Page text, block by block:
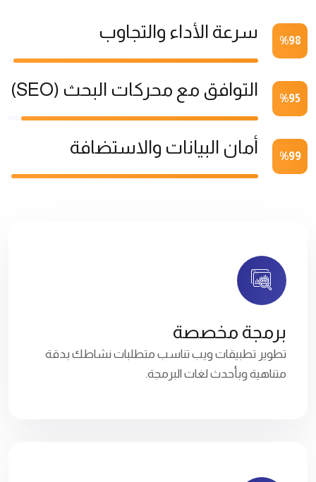
98
% سرعة الأداء والتجاوب
95
% التوافق مع محركات البحث (SEO)
99
% أمان البيانات والاستضافة
برمجة مخصصة
تطوير تطبيقات ويب تناسب متطلبات نشاطك بدقة
متناهية وبأحدث لغات البرمجة.